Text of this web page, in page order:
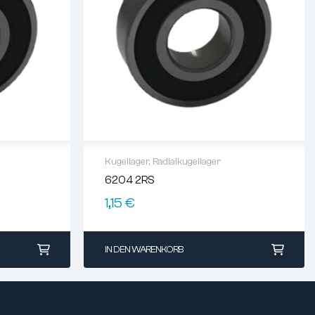
Kugellager, Radialkugellager
6204 2RS
1,15€
IN DEN WARENKORB